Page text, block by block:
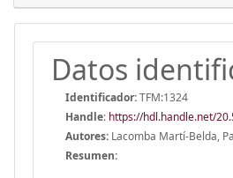
Datos
Identificador:TFM:1324
Handle: https://hdl.handle.net/
Autores: Lacomba Martí-Belda,
Resumen: